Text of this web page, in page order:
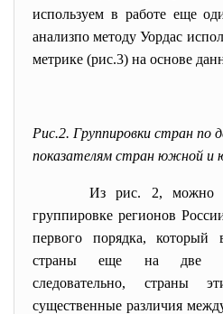
используем в работе еще
анализпо методу Уордас
метрике (рис.3) на основе
Рис.2. Группировки стран по
показателям стран южной и
Из рис. 2, можно
группировке регионов
первого порядка, который
страны еще на две
следовательно, страны
существенные различия